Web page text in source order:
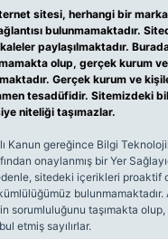
sitesi, herhangi bir
bulunmamaktadır.
paylaşılmaktadır.
olup, gerçek kurum
Gerçek kurum ve
tesadüfidir. Sitemizdeki
niteliği taşımazlar.
Kanun gereğince Bilgi
onaylanmış bir Yer
sitedeki içerikleri proaktif
sorumluluğunu taşımakta
etmiş sayılırlar.